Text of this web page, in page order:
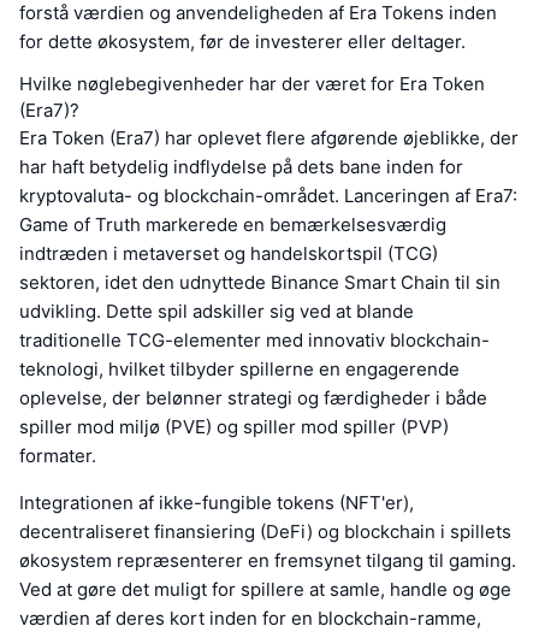
forstå værdien og anvendeligheden af Era Tokens inden
for dette økosystem, før de investerer eller deltager.
Hvilke nøglebegivenheder har der været for Era Token
(Era7)?
Era Token (Era7) har oplevet flere afgørende øjeblikke, der
har haft betydelig indflydelse på dets bane inden for
kryptovaluta- og blockchain-området. Lanceringen af Era7:
Game of Truth markerede en bemærkelsesværdig
indtræden i metaverset og handelskortspil (TCG)
sektoren, idet den udnyttede Binance Smart Chain til sin
udvikling. Dette spil adskiller sig ved at blande
traditionelle TCG-elementer med innovativ blockchain-
teknologi, hvilket tilbyder spillerne en engagerende
oplevelse, der belønner strategi og færdigheder i både
spiller mod miljø (PVE) og spiller mod spiller (PVP)
formater.
Integrationen af ikke-fungible tokens (NFT'er),
decentraliseret finansiering (DeFi) og blockchain i spillets
økosystem repræsenterer en fremsynet tilgang til gaming.
Ved at gøre det muligt for spillere at samle, handle og øge
værdien af deres kort inden for en blockchain-ramme,